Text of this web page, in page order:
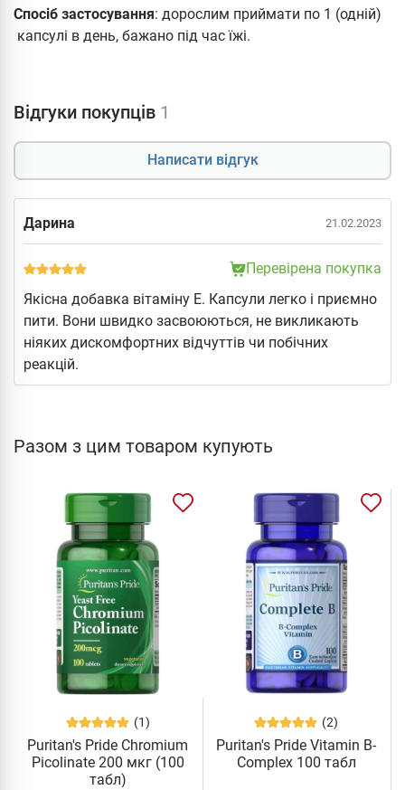
Спосіб застосування: дорослим приймати по 1 (одній)
капсулі в день, бажано під час їжі.
Відгуки покупців 1
Написати відгук
Дарина 21.02.2023
Перевірена покупка
Якісна добавка вітаміну Е. Капсули легко і приємно
пити. Вони швидко засвоюються, не викликають
ніяких дискомфортних відчуттів чи побічних
реакцій.
Разом з цим товаром купують
(1)
Puritan's Pride Chromium
Picolinate 200 мкг (100
табл)
(2)
Puritan's Pride Vitamin B-
Complex 100 табл